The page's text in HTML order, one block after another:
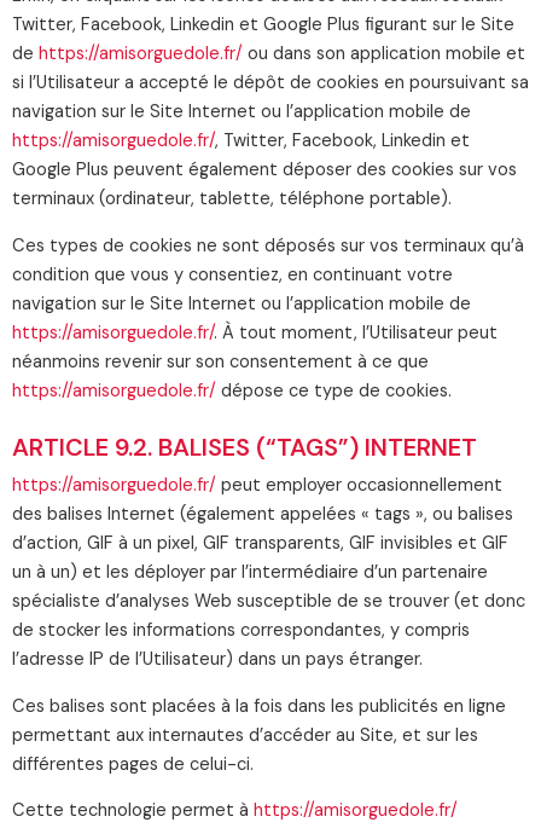
Twitter, Facebook, Linkedin et Google Plus figurant sur le Site
de https://amisorguedole.fr/ ou dans son application mobile et
si l’Utilisateur a accepté le dépôt de cookies en poursuivant sa
navigation sur le Site Internet ou l’application mobile de
https://amisorguedole.fr/, Twitter, Facebook, Linkedin et
Google Plus peuvent également déposer des cookies sur vos
terminaux (ordinateur, tablette, téléphone portable).
Ces types de cookies ne sont déposés sur vos terminaux qu’à
condition que vous y consentiez, en continuant votre
navigation sur le Site Internet ou l’application mobile de
https://amisorguedole.fr/. À tout moment, l’Utilisateur peut
néanmoins revenir sur son consentement à ce que
https://amisorguedole.fr/ dépose ce type de cookies.
ARTICLE 9.2. BALISES (“TAGS”) INTERNET
https://amisorguedole.fr/ peut employer occasionnellement
des balises Internet (également appelées « tags », ou balises
d’action, GIF à un pixel, GIF transparents, GIF invisibles et GIF
un à un) et les déployer par l’intermédiaire d’un partenaire
spécialiste d’analyses Web susceptible de se trouver (et donc
de stocker les informations correspondantes, y compris
l’adresse IP de l’Utilisateur) dans un pays étranger.
Ces balises sont placées à la fois dans les publicités en ligne
permettant aux internautes d’accéder au Site, et sur les
différentes pages de celui-ci.
Cette technologie permet à https://amisorguedole.fr/